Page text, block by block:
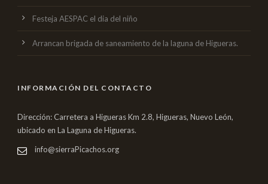
Festeja AESPAC el dia del niño
Arrancan brigada de saneamiento de la laguna de Higueras.
INFORMACIÓN DEL CONTACTO
Dirección: Carretera a Higueras Km 2.8, Higueras, Nuevo León,
ubicado en La Laguna de Higueras.
info@sierraPicachos.org